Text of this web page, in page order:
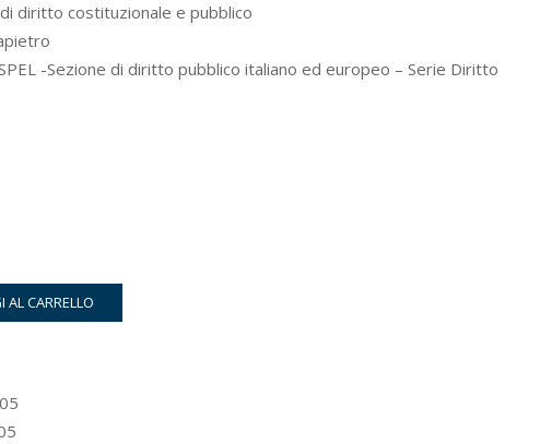
diritto costituzionale e pubblico
-Sezione di diritto pubblico italiano ed europeo – Serie Diritto
AL CARRELLO